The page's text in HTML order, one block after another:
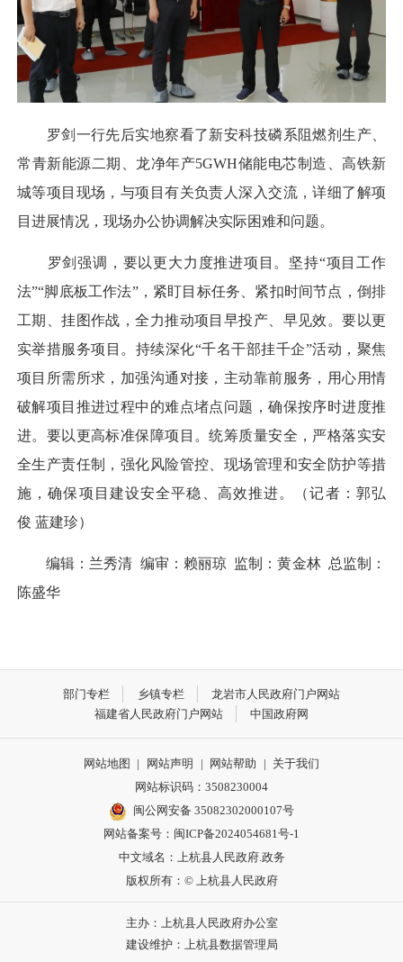
罗剑一行先后实地察看了新安科技磷系阻燃剂生产、
常青新能源二期、龙净年产5GWH储能电芯制造、高铁新
城等项目现场，与项目有关负责人深入交流，详细了解项
目进展情况，现场办公协调解决实际困难和问题。
罗剑强调，要以更大力度推进项目。坚持“项目工作
法”“脚底板工作法”，紧盯目标任务、紧扣时间节点，倒排
工期、挂图作战，全力推动项目早投产、早见效。要以更
实举措服务项目。持续深化“千名干部挂千企”活动，聚焦
项目所需所求，加强沟通对接，主动靠前服务，用心用情
破解项目推进过程中的难点堵点问题，确保按序时进度推
进。要以更高标准保障项目。统筹质量安全，严格落实安
全生产责任制，强化风险管控、现场管理和安全防护等措
施，确保项目建设安全平稳、高效推进。（记者：郭弘
俊 蓝建珍）
编辑：兰秀清 编审：赖丽琼 监制：黄金林 总监制：
陈盛华
部门专栏 乡镇专栏
龙岩市人民政府门户网站
福建省人民政府门户网站
中国政府网
网站地图 | 网站声明 | 网站帮助 | 关于我们
网站标识码：3508230004
闽公网安备 35082302000107号
网站备案号： 闽ICP备2024054681号-1
中文域名：上杭县人民政府.政务
版权所有：© 上杭县人民政府
主办：上杭县人民政府办公室
建设维护：上杭县数据管理局